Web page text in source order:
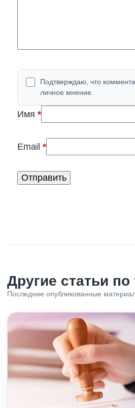
Подтверждаю, что
личное мнение.
Имя *(обязательно)
Email *(обязательно)
Другие статьи по
Последние опубликованные